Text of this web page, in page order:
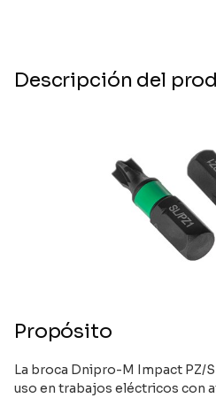
Descripción del
Propósito
La broca Dnipro-M Impact PZ/
uso en trabajos eléctricos con